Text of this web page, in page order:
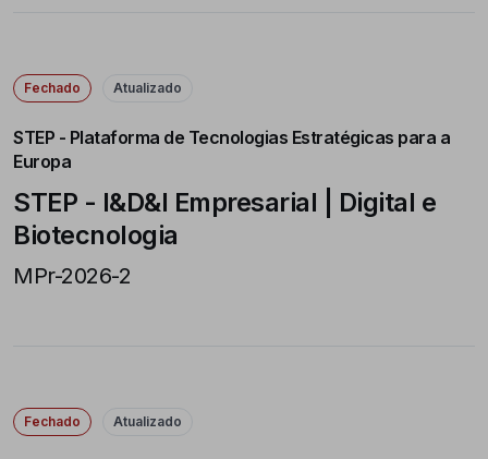
Fechado Atualizado
STEP - Plataforma de Tecnologias Estratégicas para a
Europa
STEP - I&D&I Empresarial | Digital e
Biotecnologia
MPr-2026-2
Fechado Atualizado